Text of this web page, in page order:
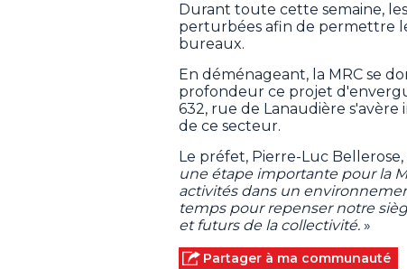
Durant toute cette semaine,
perturbées afin de permettre
bureaux.
En déménageant, la MRC se
profondeur ce projet
632, rue de Lanaudière
de ce secteur.
Le préfet, Pierre-Luc Bellerose,
une étape importante pour la
activités dans un
temps pour repenser notre
et futurs de la collectivité. »
Partager à ma communauté